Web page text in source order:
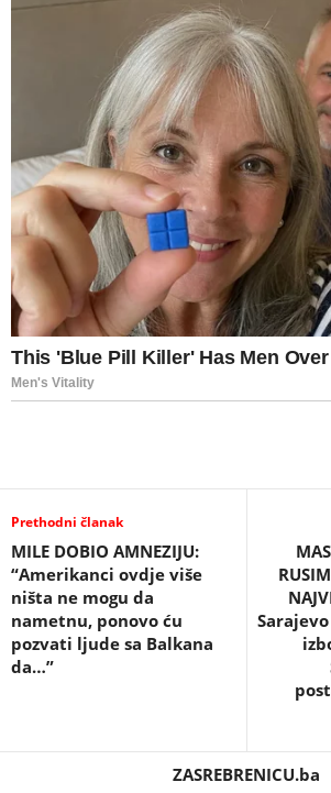
Prethodni članak
MILE DOBIO AMNEZIJU:
“Amerikanci ovdje više
ništa ne mogu da
nametnu, ponovo ću
pozvati ljude sa Balkana
da…”
ZASREBRENICU.ba